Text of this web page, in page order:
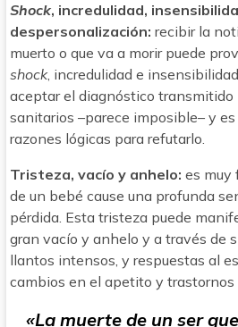
Shock, incredulidad,
despersonalización:recibir la
muerto o que va a morir puede
shock, incredulidad e
aceptar el diagnóstico transmitido
sanitarios –parece imposible– y
razones lógicas para refutarlo.
Tristeza, vacío y anhelo:es muy
de un bebé cause una profunda
pérdida. Esta tristeza puede
gran vacío y anhelo y a través de
llantos intensos, y respuestas al
cambios en el apetito y trastornos
«La muerte de un ser